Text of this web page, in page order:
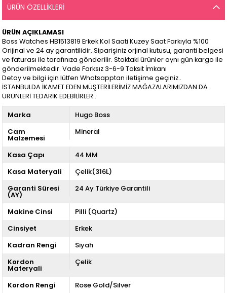
ÜRÜN ÖZELLIKLERI
ÜRÜN AÇIKLAMASI
Boss Watches HB1513819 Erkek Kol Saati Kuzey Saat Farkıyla %100
Orijinal ve 24 ay garantilidir. Siparişiniz orjinal kutusu, garanti belgesi
ve faturası ile tarafınıza gönderilir. Stoktaki ürünler aynı gün kargo ile
gönderilmektedir. Vade Farksız 3-6-9 Taksit İmkanı
Detay ve bilgi için lütfen Whatsapptan iletişime geçiniz..
İSTANBULDA İKAMET EDEN MÜŞTERİLERİMİZ MAĞAZALARIMIZDAN DA
ÜRÜNLERİ TEDARİK EDEBİLİRLER..
Marka
Hugo Boss
Cam
Malzemesi
Mineral
Kasa Çapı
44 MM
Kasa Materyali
Çelik(316L)
Garanti Süresi
(AY)
24 Ay Türkiye Garantili
Makine Cinsi
Pilli (Quartz)
Cinsiyet
Erkek
Kadran Rengi
Siyah
Kordon
Materyali
Çelik
Kordon Rengi
Rose Gold/Silver